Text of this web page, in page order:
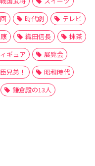
時代劇
テレビ
織田信長
抹茶
ギュア
展覧会
兄弟！
昭和時代
鎌倉殿の13人